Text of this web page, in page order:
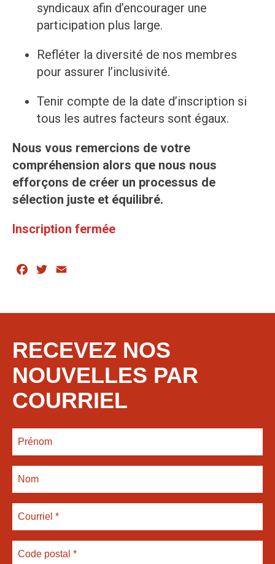
syndicaux afin d’encourager une
participation plus large.
Refléter la diversité de nos membres
pour assurer l’inclusivité.
Tenir compte de la date d’inscription si
tous les autres facteurs sont égaux.
Nous vous remercions de votre
compréhension alors que nous nous
efforçons de créer un processus de
sélection juste et équilibré.
Inscription fermée
Facebook
Twitter
RECEVEZ NOS
NOUVELLES PAR
COURRIEL